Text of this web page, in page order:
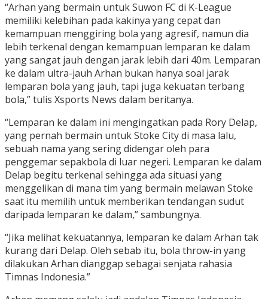
“Arhan yang bermain untuk Suwon FC di K-League
memiliki kelebihan pada kakinya yang cepat dan
kemampuan menggiring bola yang agresif, namun dia
lebih terkenal dengan kemampuan lemparan ke dalam
yang sangat jauh dengan jarak lebih dari 40m. Lemparan
ke dalam ultra-jauh Arhan bukan hanya soal jarak
lemparan bola yang jauh, tapi juga kekuatan terbang
bola,” tulis Xsports News dalam beritanya.
“Lemparan ke dalam ini mengingatkan pada Rory Delap,
yang pernah bermain untuk Stoke City di masa lalu,
sebuah nama yang sering didengar oleh para
penggemar sepakbola di luar negeri. Lemparan ke dalam
Delap begitu terkenal sehingga ada situasi yang
menggelikan di mana tim yang bermain melawan Stoke
saat itu memilih untuk memberikan tendangan sudut
daripada lemparan ke dalam,” sambungnya.
“Jika melihat kekuatannya, lemparan ke dalam Arhan tak
kurang dari Delap. Oleh sebab itu, bola throw-in yang
dilakukan Arhan dianggap sebagai senjata rahasia
Timnas Indonesia.”